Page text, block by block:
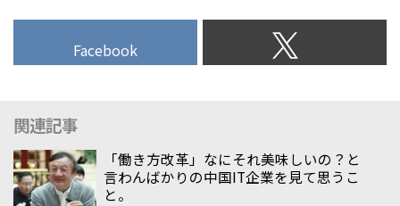
Facebook
関連記事
「働き方改革」なにそれ美味しいの？と
言わんばかりの中国IT企業を見て思うこ
と。